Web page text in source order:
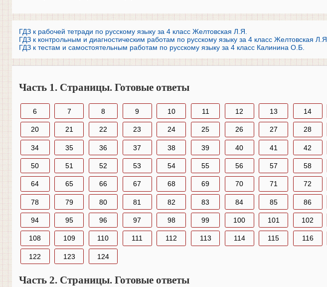
ГДЗ к рабочей тетради по русскому языку за 4 класс Желтовская Л.Я.
ГДЗ к контрольным и диагностическим работам по русскому языку за 4 класс Желтовская Л.Я.
ГДЗ к тестам и самостоятельным работам по русскому языку за 4 класс Калинина О.Б.
Часть 1. Страницы. Готовые ответы
6 7 8 9 10 11 12 13 14
20 21 22 23 24 25 26 27 28
34 35 36 37 38 39 40 41 42
50 51 52 53 54 55 56 57 58
64 65 66 67 68 69 70 71 72
78 79 80 81 82 83 84 85 86
94 95 96 97 98 99 100 101 102
108 109 110 111 112 113 114 115 116
122 123 124
Часть 2. Страницы. Готовые ответы